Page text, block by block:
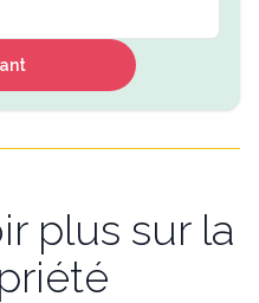
plus sur la